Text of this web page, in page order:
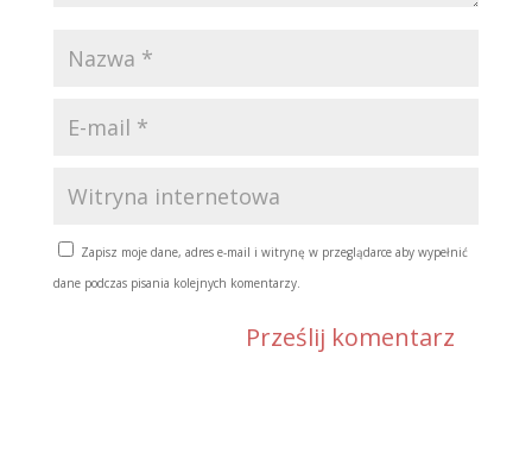
Zapisz moje dane, adres e-mail i witrynę w przeglądarce aby wypełnić
dane podczas pisania kolejnych komentarzy.